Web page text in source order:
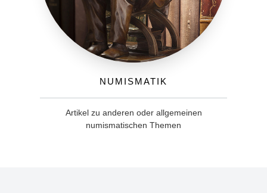
Numismatik
Artikel zu anderen oder allgemeinen
numismatischen Themen